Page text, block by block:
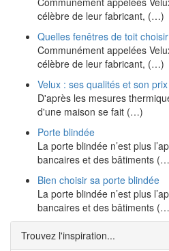
célèbre de leur fabricant, (…)
Quelles fenêtres de toit
Communément appelées
célèbre de leur fabricant, (…)
Velux : ses qualités et son prix
D'après les mesures
d'une maison se fait (…)
Porte blindée
La porte blindée n’est plus
bancaires et des bâtiments
Bien choisir sa porte blindée
La porte blindée n’est plus
bancaires et des bâtiments
Trouvez l'inspiration...